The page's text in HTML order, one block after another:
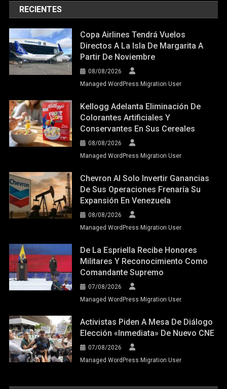
RECIENTES
Copa Airlines Tendrá Vuelos
Directos A La Isla De Margarita A
Partir De Noviembre
08/08/2026
Managed WordPress Migration User
Kellogg Adelanta Eliminación De
Colorantes Artificiales Y
Conservantes En Sus Cereales
08/08/2026
Managed WordPress Migration User
Chevron Al Solo Invertir Ganancias
De Sus Operaciones Frenaría Su
Expansión En Venezuela
08/08/2026
Managed WordPress Migration User
De La Espriella Recibe Honores
Militares Y Reconocimiento Como
Comandante Supremo
07/08/2026
Managed WordPress Migration User
Activistas Piden A Mesa De Diálogo
Elección «inmediata» De Nuevo CNE
07/08/2026
Managed WordPress Migration User